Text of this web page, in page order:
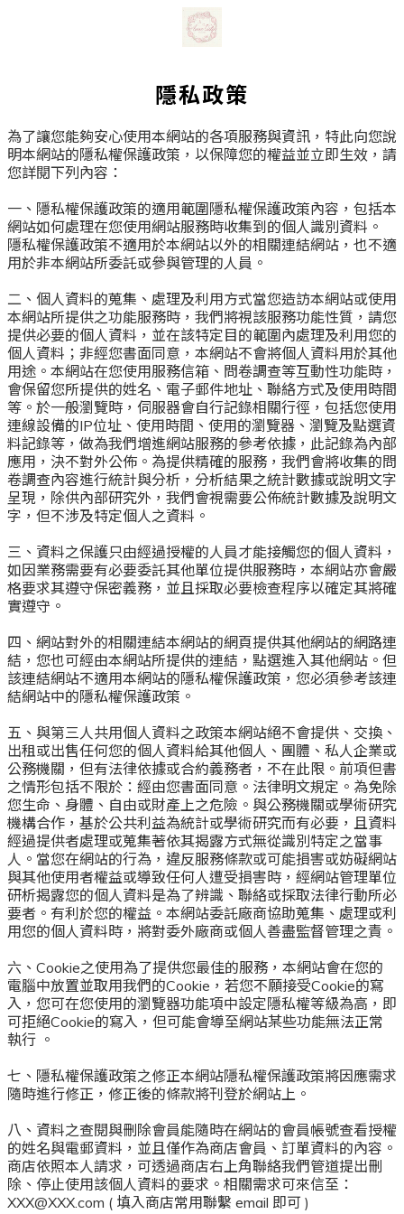
隱私政策
為了讓您能夠安心使用本網站的各項服務與資訊，特此向您說
明本網站的隱私權保護政策，以保障您的權益並立即生效，請
您詳閱下列內容：
一、隱私權保護政策的適用範圍隱私權保護政策內容，包括本
網站如何處理在您使用網站服務時收集到的個人識別資料。
隱私權保護政策不適用於本網站以外的相關連結網站，也不適
用於非本網站所委託或參與管理的人員。
二、個人資料的蒐集、處理及利用方式當您造訪本網站或使用
本網站所提供之功能服務時，我們將視該服務功能性質，請您
提供必要的個人資料，並在該特定目的範圍內處理及利用您的
個人資料；非經您書面同意，本網站不會將個人資料用於其他
用途。本網站在您使用服務信箱、問卷調查等互動性功能時，
會保留您所提供的姓名、電子郵件地址、聯絡方式及使用時間
等。於一般瀏覽時，伺服器會自行記錄相關行徑，包括您使用
連線設備的IP位址、使用時間、使用的瀏覽器、瀏覽及點選資
料記錄等，做為我們增進網站服務的參考依據，此記錄為內部
應用，決不對外公佈。為提供精確的服務，我們會將收集的問
卷調查內容進行統計與分析，分析結果之統計數據或說明文字
呈現，除供內部研究外，我們會視需要公佈統計數據及說明文
字，但不涉及特定個人之資料。
三、資料之保護只由經過授權的人員才能接觸您的個人資料，
如因業務需要有必要委託其他單位提供服務時，本網站亦會嚴
格要求其遵守保密義務，並且採取必要檢查程序以確定其將確
實遵守。
四、網站對外的相關連結本網站的網頁提供其他網站的網路連
結，您也可經由本網站所提供的連結，點選進入其他網站。但
該連結網站不適用本網站的隱私權保護政策，您必須參考該連
結網站中的隱私權保護政策。
五、與第三人共用個人資料之政策本網站絕不會提供、交換、
出租或出售任何您的個人資料給其他個人、團體、私人企業或
公務機關，但有法律依據或合約義務者，不在此限。前項但書
之情形包括不限於：經由您書面同意。法律明文規定。為免除
您生命、身體、自由或財產上之危險。與公務機關或學術研究
機構合作，基於公共利益為統計或學術研究而有必要，且資料
經過提供者處理或蒐集著依其揭露方式無從識別特定之當事
人。當您在網站的行為，違反服務條款或可能損害或妨礙網站
與其他使用者權益或導致任何人遭受損害時，經網站管理單位
研析揭露您的個人資料是為了辨識、聯絡或採取法律行動所必
要者。有利於您的權益。本網站委託廠商協助蒐集、處理或利
用您的個人資料時，將對委外廠商或個人善盡監督管理之責。
六、Cookie之使用為了提供您最佳的服務，本網站會在您的
電腦中放置並取用我們的Cookie，若您不願接受Cookie的寫
入，您可在您使用的瀏覽器功能項中設定隱私權等級為高，即
可拒絕Cookie的寫入，但可能會導至網站某些功能無法正常
執行 。
七、隱私權保護政策之修正本網站隱私權保護政策將因應需求
隨時進行修正，修正後的條款將刊登於網站上。
八、資料之查閱與刪除會員能隨時在網站的會員帳號查看授權
的姓名與電郵資料，並且僅作為商店會員、訂單資料的內容。
商店依照本人請求，可透過商店右上角聯絡我們管道提出刪
除、停止使用該個人資料的要求。相關需求可來信至：
XXX@XXX.com ( 填入商店常用聯繫 email 即可 )